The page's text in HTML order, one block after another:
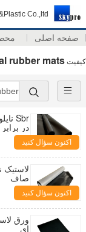
Co.,ltd
صفحه اصلی
کیفیت rubber mats
در
اکنون سؤال کنید
صاف
اکنون سؤال کنید
ای